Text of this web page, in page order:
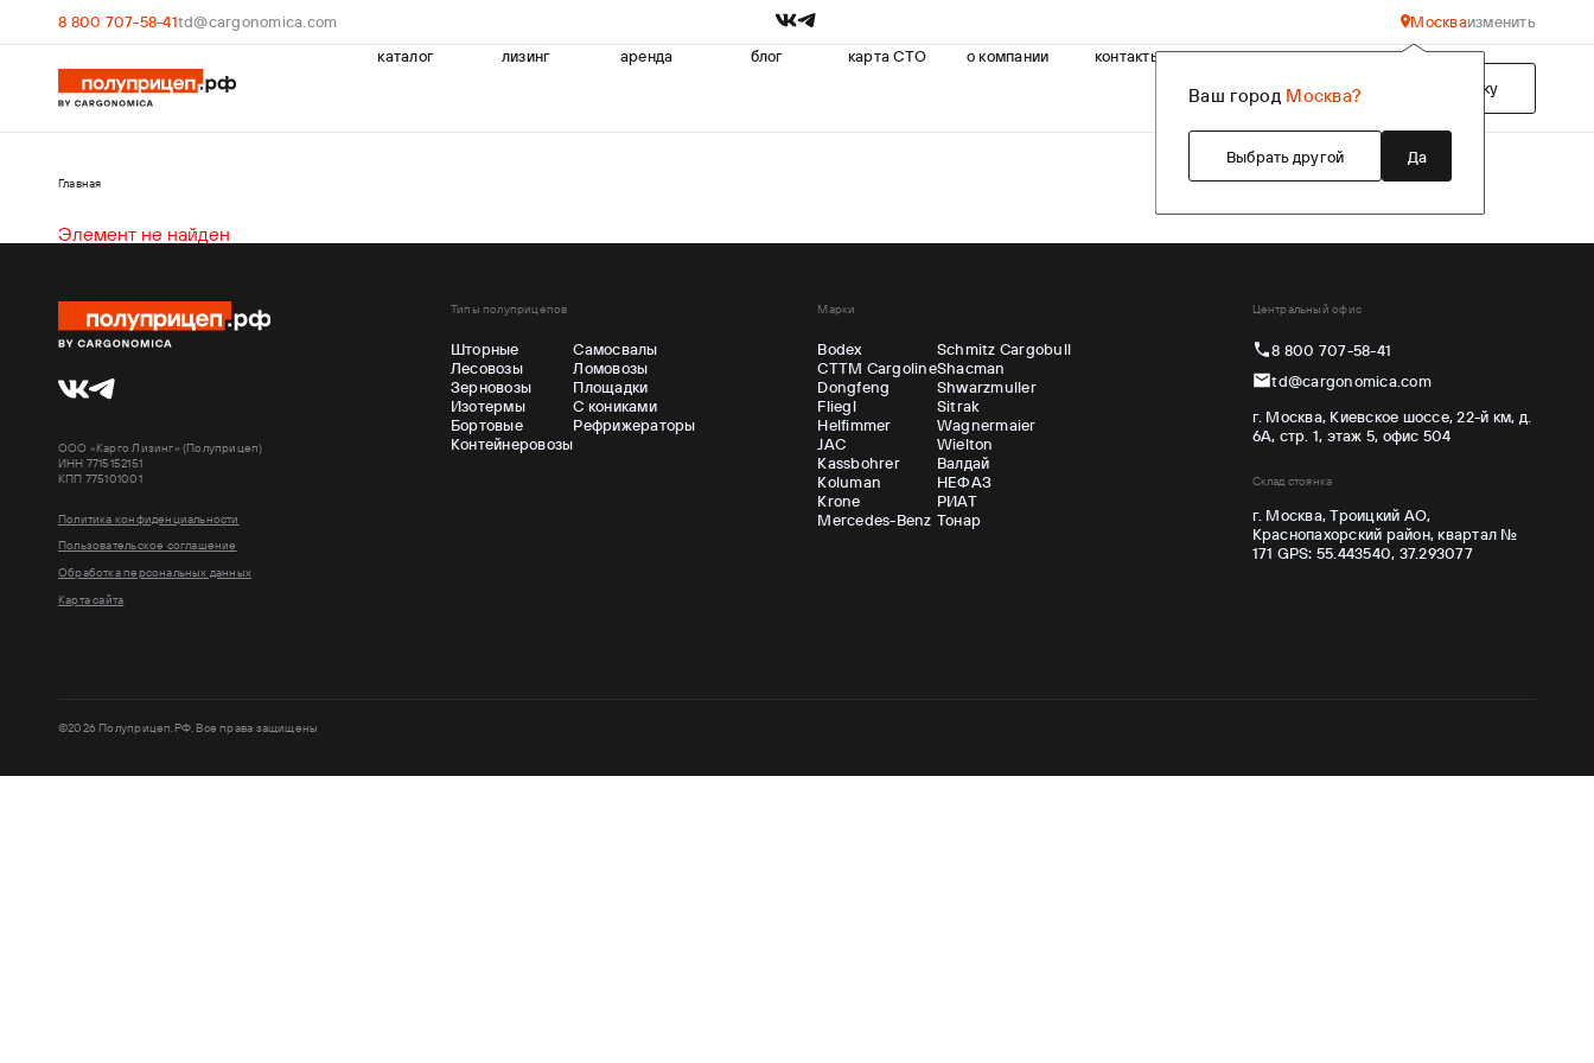
8 800 707-58-41td@cargonomica.com Москва
Ваш город Москва?
Выбрать другой Да
изменить
каталог
лизинг аренда блог карта СТО о компании
контакты
Подобрать технику
Главная
Элемент не найден
ООО «Карго Лизинг» (Полуприцеп)
ИНН 7715152151
КПП 775101001
Политика конфиденциальности
Пользовательское соглашение
Обработка персональных данных
Карта сайта
Типы полуприцепов
Шторные
Лесовозы
Зерновозы
Изотермы
Бортовые
Контейнеровозы
Самосвалы
Ломовозы
Площадки
С кониками
Рефрижераторы
Марки
Bodex
CTTM Cargoline
Dongfeng
Fliegl
Helfimmer
JAC
Kassbohrer
Koluman
Krone
Mercedes-Benz
Schmitz Cargobull
Shacman
Shwarzmuller
Sitrak
Wagnermaier
Wielton
Валдай
НЕФАЗ
РИАТ
Тонар
Центральный офис
8 800 707-58-41
td@cargonomica.com
г. Москва, Киевское шоссе, 22-й км, д.
6А, стр. 1, этаж 5, офис 504
Склад стоянка
г. Москва, Троицкий АО,
Краснопахорский район, квартал №
171 GPS: 55.443540, 37.293077
©2026 Полуприцеп.РФ. Все права защищены